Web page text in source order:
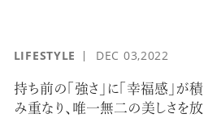
LIFESTYLE DEC 03,2022
持ち前の「強さ」に「幸福感」が積
み重なり、唯一無二の美しさを放